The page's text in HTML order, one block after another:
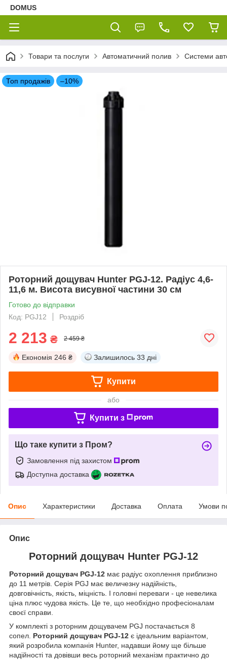
DOMUS
Товари та послуги Автоматичний полив Системи
Топ продажів –10%
Роторний дощувач Hunter PGJ-12. Радіус 4,6-
11,6 м. Висота висувної частини 30 см
Готово до відправки
Код: PGJ12
Роздріб
2 213 ₴ 2 459 ₴
Економія 246 ₴ Залишилось 33 дні
Купити
або
Купити з
Що таке купити з Пром?
Замовлення під захистом
Доступна доставка
Опис Характеристики Доставка Оплата Умови
Опис
Роторний дощувач Hunter PGJ-12
Роторний дощувач PGJ-12 має радіус охоплення приблизно
до 11 метрів. Серія PGJ має величезну надійність,
довговічність, якість, міцність. І головні переваги - це невелика
ціна плюс чудова якість. Це те, що необхідно професіоналам
своєї справи.
У комплекті з роторним дощувачем PGJ постачається 8
сопел. Роторний дощувач PGJ-12 є ідеальним варіантом,
який розробила компанія Hunter, надавши йому ще більше
надійності та довівши весь роторний механізм практично до